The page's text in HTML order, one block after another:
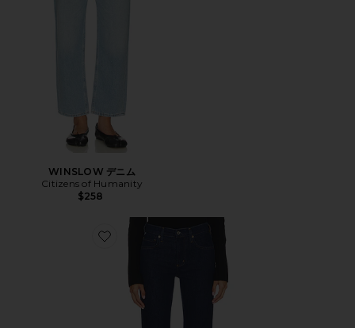
WINSLOW デニム
Citizens of Humanity
$258
Favorite Genova Low Rise Petite Bootcut Jean